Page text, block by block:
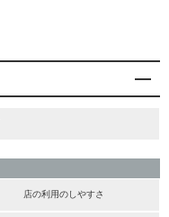
店の利用のしやすさ